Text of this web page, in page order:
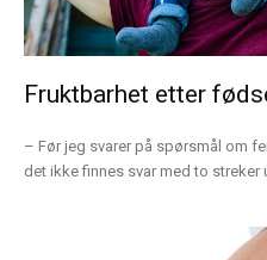
Fruktbarhet etter
– Før jeg svarer på spørsmål om
det ikke finnes svar med to streker